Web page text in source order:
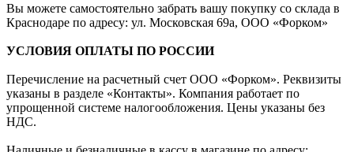
Вы можете самостоятельно забрать вашу покупку со склада в
Краснодаре по адресу: ул. Московская 69а, ООО «Форком»
УСЛОВИЯ ОПЛАТЫ ПО РОССИИ
Перечисление на расчетный счет ООО «Форком». Реквизиты
указаны в разделе «Контакты». Компания работает по
упрощенной системе налогообложения. Цены указаны без
НДС.